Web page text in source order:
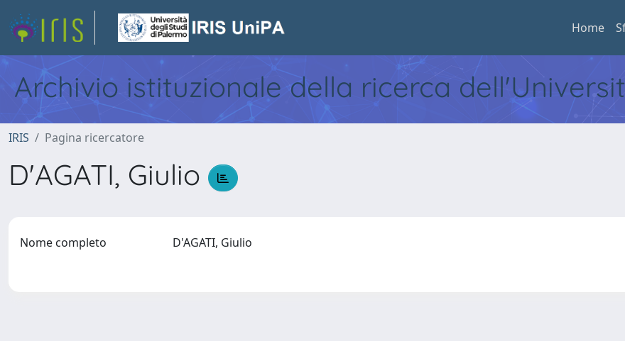
Home
Archivio istituzionale della ricerca
IRIS Pagina ricercatore
D'AGATI, Giulio
Nome completo D'AGATI, Giulio